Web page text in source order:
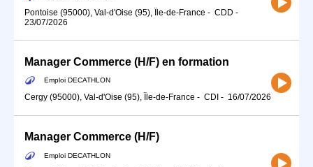
Pontoise (95000), Val-d'Oise (95), Île-de-France - CDD -
23/07/2026
Manager Commerce (H/F) en formation
Emploi DECATHLON
Cergy (95000), Val-d'Oise (95), Île-de-France - CDI - 16/07/2026
Manager Commerce (H/F)
Emploi DECATHLON